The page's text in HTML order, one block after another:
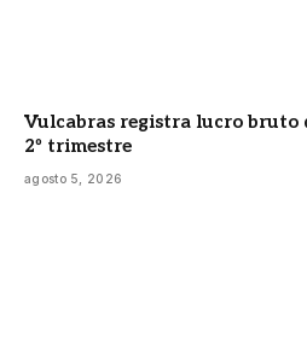
Vulcabras registra lucro bruto
2º trimestre
agosto 5, 2026